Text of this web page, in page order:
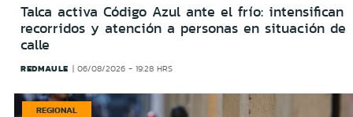
Talca activa Código Azul ante el frío: intensifican
recorridos y atención a personas en situación de
calle
REDMAULE 06/08/2026 - 19:28 HRS
REGIONAL